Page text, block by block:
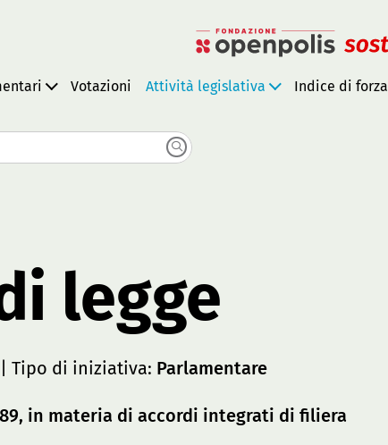
Votazioni Attività legislativa Indice di forza
legge
| Tipo di iniziativa: Parlamentare
in materia di accordi integrati di filiera